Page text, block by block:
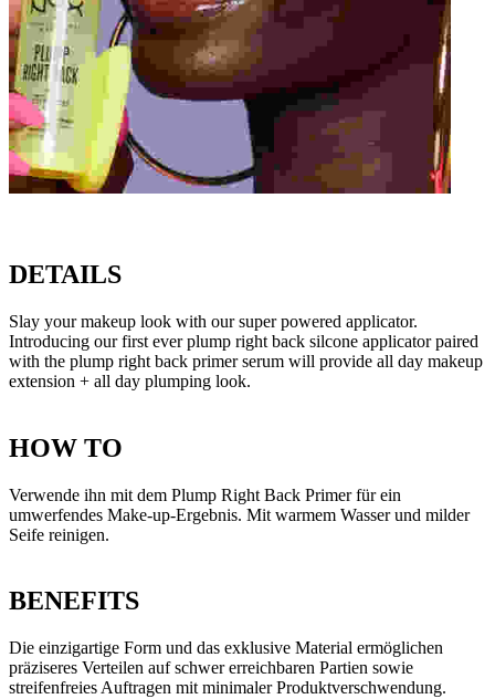
DETAILS
Slay your makeup look with our super powered applicator.
Introducing our first ever plump right back silcone applicator paired
with the plump right back primer serum will provide all day makeup
extension + all day plumping look.
HOW TO
Verwende ihn mit dem Plump Right Back Primer für ein
umwerfendes Make-up-Ergebnis. Mit warmem Wasser und milder
Seife reinigen.
BENEFITS
Die einzigartige Form und das exklusive Material ermöglichen
präziseres Verteilen auf schwer erreichbaren Partien sowie
streifenfreies Auftragen mit minimaler Produktverschwendung.